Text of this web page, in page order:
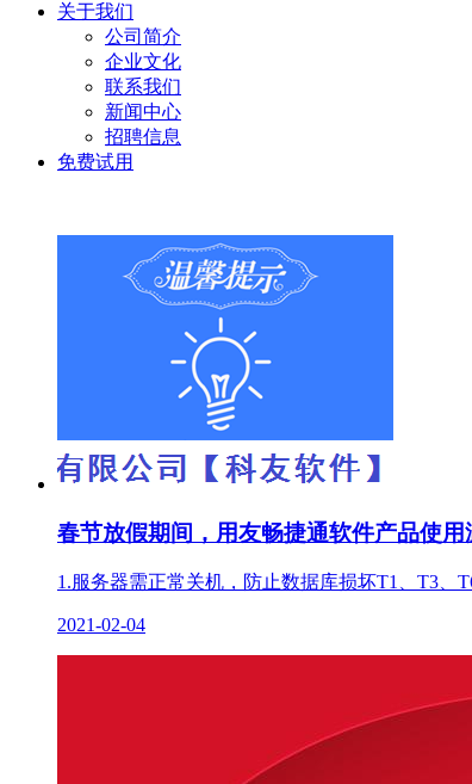
关于我们
公司简介
企业文化
联系我们
新闻中心
招聘信息
免费试用
春节放假期间，用友畅捷通软件产品使用
1.服务器需正常关机，防止数据库损坏T1、T3
2021-02-04